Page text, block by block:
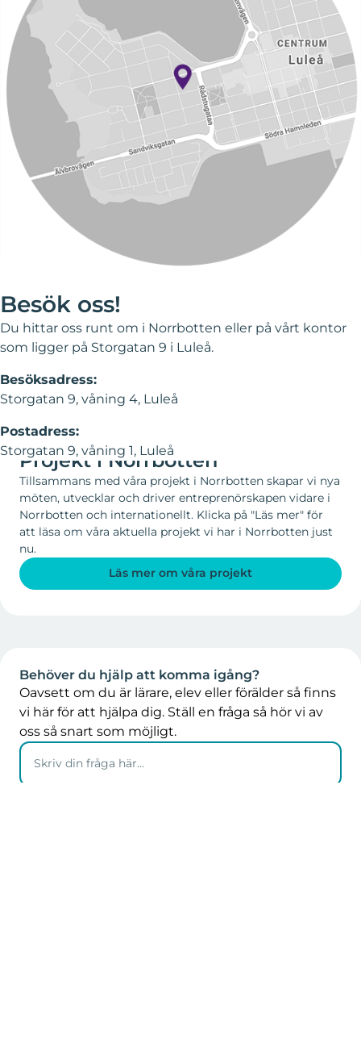
Besök oss!
Du hittar oss runt om i Norrbotten eller på vårt kontor
som ligger på Storgatan 9 i Luleå.
Besöksadress:
Storgatan 9, våning 4, Luleå
Postadress:
Storgatan 9, våning 1, Luleå
VI ÄR MED OCH SKAPAR NYA VÄGAR MED HJÄLP AV
Projekt i Norrbotten
Tillsammans med våra projekt i Norrbotten skapar vi nya
möten, utvecklar och driver entreprenörskapen vidare i
Norrbotten och internationellt. Klicka på "Läs mer" för
att läsa om våra aktuella projekt vi har i Norrbotten just
nu.
Läs mer om våra projekt
Behöver du hjälp att komma igång?
Oavsett om du är lärare, elev eller förälder så finns
vi här för att hjälpa dig. Ställ en fråga så hör vi av
oss så snart som möjligt.